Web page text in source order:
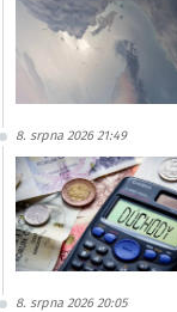
8. srpna 2026 21:49
8. srpna 2026 20:05